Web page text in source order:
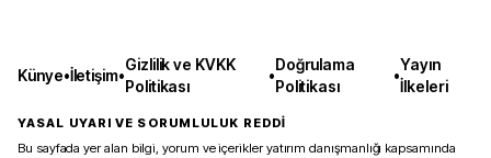
Künye•İletişim•
Gizlilik ve KVKK
Politikası
•
Doğrulama
Politikası
•
Yayın
İlkeleri
YASAL UYARI VE SORUMLULUK REDDİ
Bu sayfada yer alan bilgi, yorum ve içerikler yatırım danışmanlığı kapsamında